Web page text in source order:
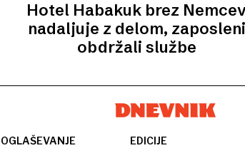
Hotel Habakuk brez
nadaljuje z delom, zaposleni
obdržali službe
OGLAŠEVANJE
EDICIJE